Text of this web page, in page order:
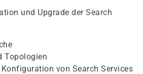
und Upgrade der Search
Topologien
von Search Services